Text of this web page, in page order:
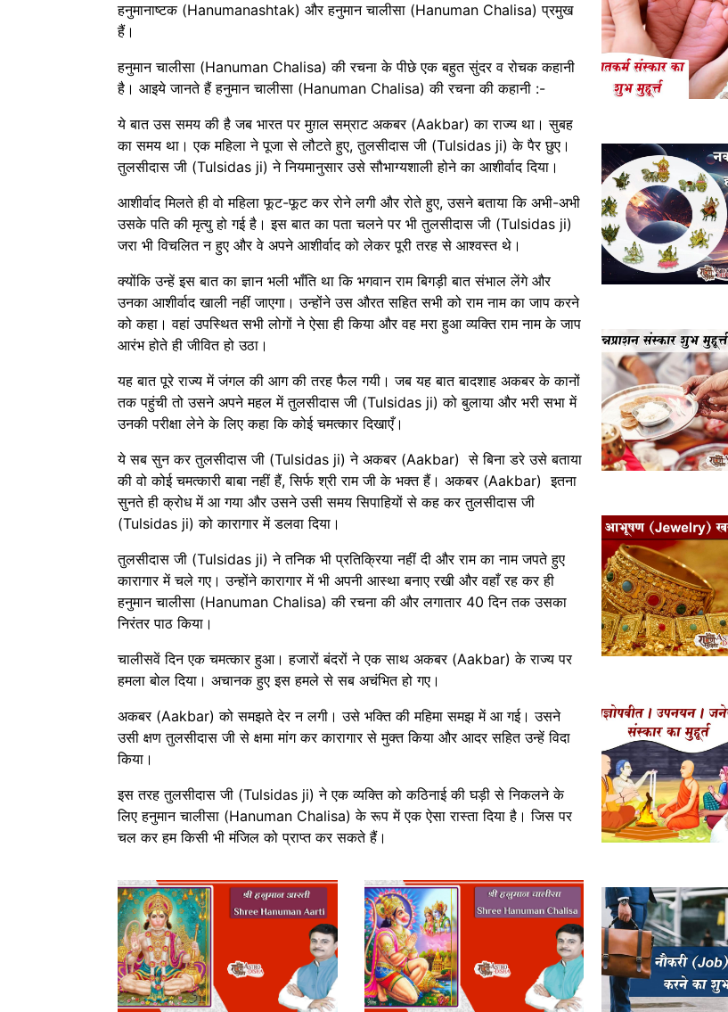
हनुमानाष्टक (Hanumanashtak) और हनुमान चालीसा (Hanuman Chalisa) प्रमुख
हैं।
हनुमान चालीसा (Hanuman Chalisa) की रचना के पीछे एक बहुत सुंदर व रोचक कहानी
है। आइये जानते हैं हनुमान चालीसा (Hanuman Chalisa) की रचना की कहानी :-
ये बात उस समय की है जब भारत पर मुग़ल सम्राट अकबर (Aakbar) का राज्य था। सुबह
का समय था। एक महिला ने पूजा से लौटते हुए, तुलसीदास जी (Tulsidas ji) के पैर छुए।
तुलसीदास जी (Tulsidas ji) ने नियमानुसार उसे सौभाग्यशाली होने का आशीर्वाद दिया।
आशीर्वाद मिलते ही वो महिला फूट-फूट कर रोने लगी और रोते हुए, उसने बताया कि अभी-अभी
उसके पति की मृत्यु हो गई है। इस बात का पता चलने पर भी तुलसीदास जी (Tulsidas ji)
जरा भी विचलित न हुए और वे अपने आशीर्वाद को लेकर पूरी तरह से आश्वस्त थे।
क्योंकि उन्हें इस बात का ज्ञान भली भाँति था कि भगवान राम बिगड़ी बात संभाल लेंगे और
उनका आशीर्वाद खाली नहीं जाएगा। उन्होंने उस औरत सहित सभी को राम नाम का जाप करने
को कहा। वहां उपस्थित सभी लोगों ने ऐसा ही किया और वह मरा हुआ व्यक्ति राम नाम के जाप
आरंभ होते ही जीवित हो उठा।
यह बात पूरे राज्य में जंगल की आग की तरह फैल गयी। जब यह बात बादशाह अकबर के कानों
तक पहुंची तो उसने अपने महल में तुलसीदास जी (Tulsidas ji) को बुलाया और भरी सभा में
उनकी परीक्षा लेने के लिए कहा कि कोई चमत्कार दिखाएँ।
ये सब सुन कर तुलसीदास जी (Tulsidas ji) ने अकबर (Aakbar) से बिना डरे उसे बताया
की वो कोई चमत्कारी बाबा नहीं हैं, सिर्फ श्री राम जी के भक्त हैं। अकबर (Aakbar) इतना
सुनते ही क्रोध में आ गया और उसने उसी समय सिपाहियों से कह कर तुलसीदास जी
(Tulsidas ji) को कारागार में डलवा दिया।
तुलसीदास जी (Tulsidas ji) ने तनिक भी प्रतिक्रिया नहीं दी और राम का नाम जपते हुए
कारागार में चले गए। उन्होंने कारागार में भी अपनी आस्था बनाए रखी और वहाँ रह कर ही
हनुमान चालीसा (Hanuman Chalisa) की रचना की और लगातार 40 दिन तक उसका
निरंतर पाठ किया।
चालीसवें दिन एक चमत्कार हुआ। हजारों बंदरों ने एक साथ अकबर (Aakbar) के राज्य पर
हमला बोल दिया। अचानक हुए इस हमले से सब अचंभित हो गए।
अकबर (Aakbar) को समझते देर न लगी। उसे भक्ति की महिमा समझ में आ गई। उसने
उसी क्षण तुलसीदास जी से क्षमा मांग कर कारागार से मुक्त किया और आदर सहित उन्हें विदा
किया।
इस तरह तुलसीदास जी (Tulsidas ji) ने एक व्यक्ति को कठिनाई की घड़ी से निकलने के
लिए हनुमान चालीसा (Hanuman Chalisa) के रूप में एक ऐसा रास्ता दिया है। जिस पर
चल कर हम किसी भी मंजिल को प्राप्त कर सकते हैं।